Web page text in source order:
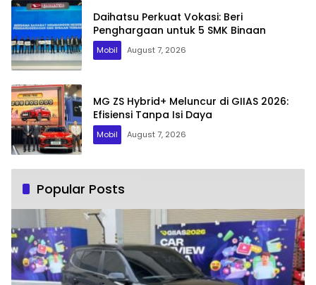
Daihatsu Perkuat Vokasi: Beri
Penghargaan untuk 5 SMK Binaan
Mobil August 7, 2026
MG ZS Hybrid+ Meluncur di GIIAS 2026:
Efisiensi Tanpa Isi Daya
Mobil August 7, 2026
Popular Posts